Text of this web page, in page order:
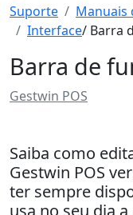
Suporte Manuais
Interface/ Barra
Barra de
Gestwin POS
Saiba como
Gestwin POS
ter sempre
usa no seu dia a